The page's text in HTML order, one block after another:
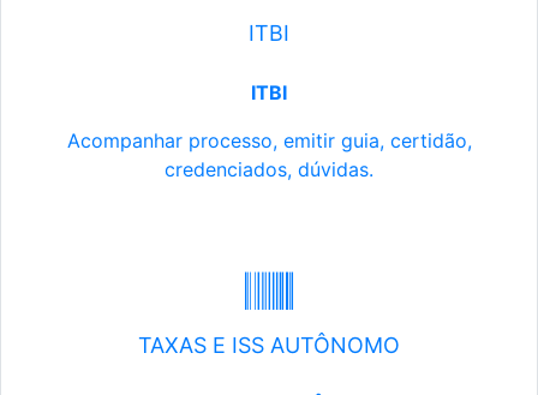
ITBI
ITBI
Acompanhar processo, emitir guia, certidão,
credenciados, dúvidas.
TAXAS E ISS AUTÔNOMO